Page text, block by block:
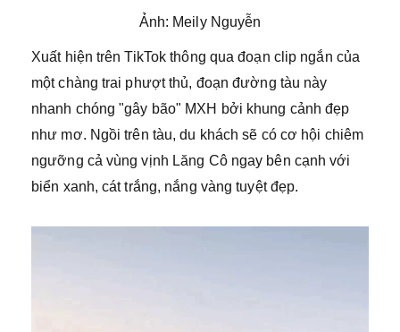
Ảnh: Meily Nguyễn
Xuất hiện trên TikTok thông qua đoạn clip ngắn của
một chàng trai phượt thủ, đoạn đường tàu này
nhanh chóng "gây bão" MXH bởi khung cảnh đẹp
như mơ. Ngồi trên tàu, du khách sẽ có cơ hội chiêm
ngưỡng cả vùng vịnh Lăng Cô ngay bên cạnh với
biển xanh, cát trắng, nắng vàng tuyệt đẹp.